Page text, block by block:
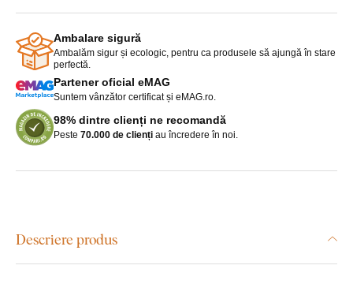
Ambalare sigură
Ambalăm sigur și ecologic, pentru ca produsele să ajungă în stare
perfectă.
Partener oficial eMAG
Suntem vânzător certificat și eMAG.ro.
98% dintre clienți ne recomandă
Peste 70.000 de clienți au încredere în noi.
Descriere produs